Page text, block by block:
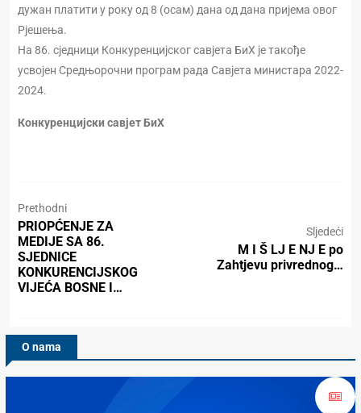
дужан платити у року од 8 (осам) дана од дана пријема овог
Рјешења.
На 86. сједници Конкуренцијског савјета БиХ је такође
усвојен Средњорочни програм рада Савјета министара 2022-
2024.
Конкуренцијски савјет БиХ
Prethodni
PRIOPĆENJE ZA
MEDIJE SA 86.
SJEDNICE
KONKURENCIJSKOG
VIJEĆA BOSNE I…
Sljedeći
M I Š LJ E NJ E po
Zahtjevu privrednog…
O nama